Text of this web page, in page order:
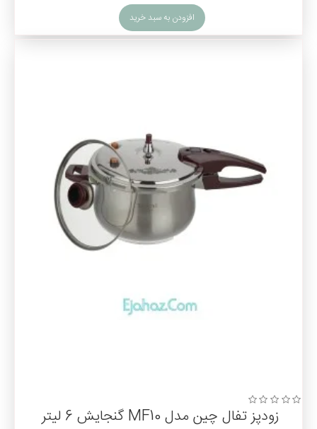
افزودن به سبد خرید
زودپز تفال چین مدل MF10 گنجایش 6 لیتر